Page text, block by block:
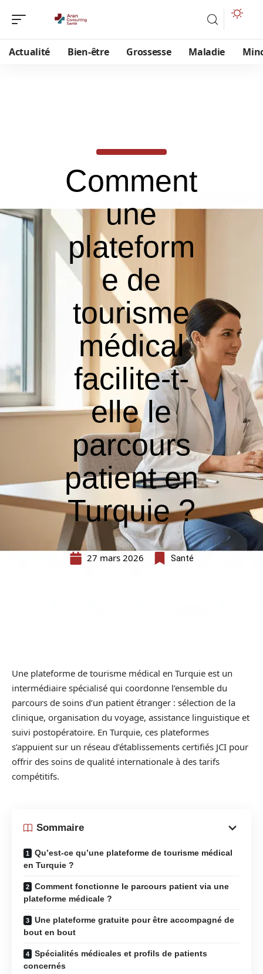
Actualité Bien-être Grossesse Maladie
Comment
une
plateform
e de
tourisme
médical
facilite-t-
elle le
parcours
patient en
Turquie ?
27 mars 2026 Santé
Une plateforme de tourisme médical en Turquie est un
intermédiaire spécialisé qui coordonne l’ensemble du
parcours de soins d’un patient étranger : sélection de la
clinique, organisation du voyage, assistance linguistique et
suivi postopératoire. En Turquie, ces plateformes
s’appuient sur un réseau d’établissements certifiés JCI pour
offrir des soins de qualité internationale à des tarifs
compétitifs.
Sommaire
Qu’est-ce qu’une plateforme de tourisme médical
en Turquie ?
Comment fonctionne le parcours patient via une
plateforme médicale ?
Une plateforme gratuite pour être accompagné de
bout en bout
Spécialités médicales et profils de patients
concernés